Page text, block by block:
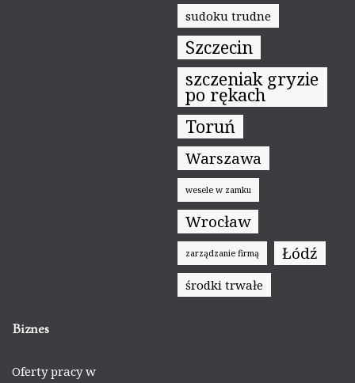
sudoku trudne
Szczecin
szczeniak gryzie
po rękach
Toruń
Warszawa
wesele w zamku
Wrocław
zarządzanie firmą Łódź
środki trwałe
Biznes
Oferty pracy w